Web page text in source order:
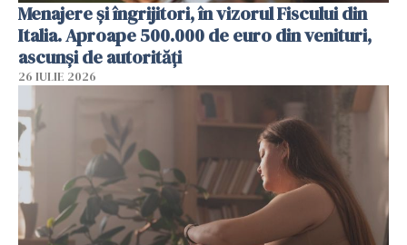
Menajere și îngrijitori, în vizorul Fiscului din
Italia. Aproape 500.000 de euro din venituri,
ascunși de autorități
26 IULIE 2026